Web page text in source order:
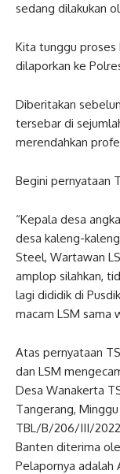
sedang dilakukan
Kita tunggu proses
dilaporkan ke
Diberitakan
tersebar di
merendahkan
Begini pernyataan
“Kepala desa
desa kaleng-
Steel, Wartawan
amplop silahkan,
lagi dididik di
macam LSM sama
Atas pernyataan
dan LSM
Desa Wanakerta
Tangerang,
TBL/B/206/III/
Banten diterima
Pelapornya adalah